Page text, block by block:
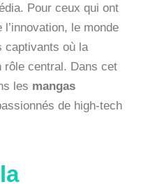
Pour ceux qui ont
le monde
captivants où la
rôle central. Dans cet
les mangas
de high-tech